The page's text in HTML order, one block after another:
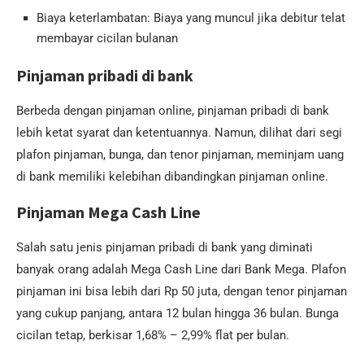
Biaya keterlambatan: Biaya yang muncul jika debitur telat
membayar cicilan bulanan
Pinjaman pribadi di bank
Berbeda dengan pinjaman online, pinjaman pribadi di bank
lebih ketat syarat dan ketentuannya. Namun, dilihat dari segi
plafon pinjaman, bunga, dan tenor pinjaman, meminjam uang
di bank memiliki kelebihan dibandingkan pinjaman online.
Pinjaman Mega Cash Line
Salah satu jenis pinjaman pribadi di bank yang diminati
banyak orang adalah Mega Cash Line dari Bank Mega. Plafon
pinjaman ini bisa lebih dari Rp 50 juta, dengan tenor pinjaman
yang cukup panjang, antara 12 bulan hingga 36 bulan. Bunga
cicilan tetap, berkisar 1,68% – 2,99% flat per bulan.